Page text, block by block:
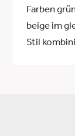
Farben
beige im
Stil